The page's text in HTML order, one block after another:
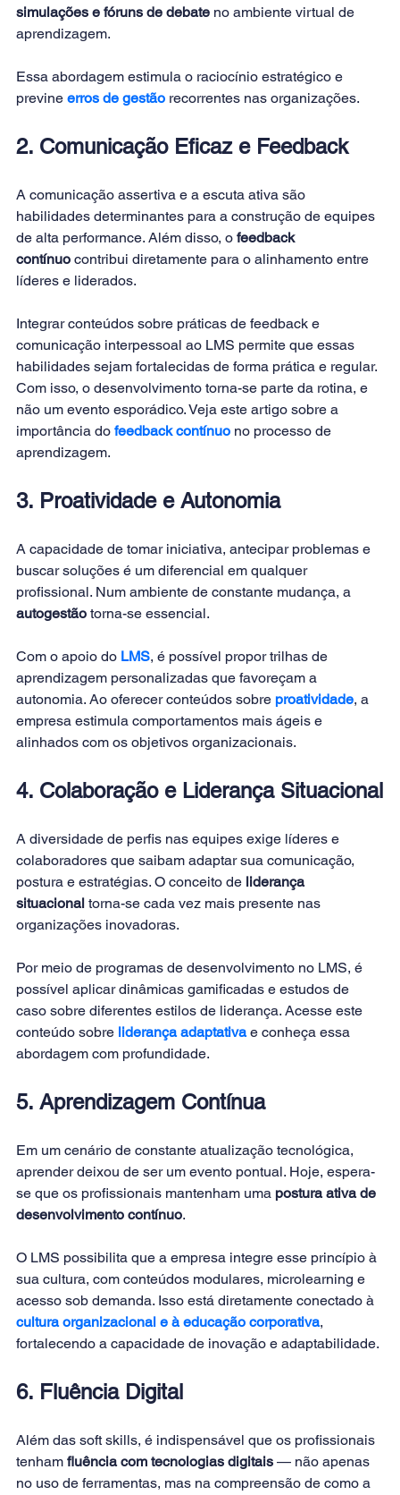
simulações e fóruns de debate no ambiente virtual de
aprendizagem.
Essa abordagem estimula o raciocínio estratégico e
previne erros de gestão recorrentes nas organizações.
2. Comunicação Eficaz e Feedback
A comunicação assertiva e a escuta ativa são
habilidades determinantes para a construção de equipes
de alta performance. Além disso, o feedback
contínuo contribui diretamente para o alinhamento entre
líderes e liderados.
Integrar conteúdos sobre práticas de feedback e
comunicação interpessoal ao LMS permite que essas
habilidades sejam fortalecidas de forma prática e regular.
Com isso, o desenvolvimento torna-se parte da rotina, e
não um evento esporádico. Veja este artigo sobre a
importância do feedback contínuo no processo de
aprendizagem.
3. Proatividade e Autonomia
A capacidade de tomar iniciativa, antecipar problemas e
buscar soluções é um diferencial em qualquer
profissional. Num ambiente de constante mudança, a
autogestão torna-se essencial.
Com o apoio do LMS, é possível propor trilhas de
aprendizagem personalizadas que favoreçam a
autonomia. Ao oferecer conteúdos sobre proatividade, a
empresa estimula comportamentos mais ágeis e
alinhados com os objetivos organizacionais.
4. Colaboração e Liderança Situacional
A diversidade de perfis nas equipes exige líderes e
colaboradores que saibam adaptar sua comunicação,
postura e estratégias. O conceito de liderança
situacional torna-se cada vez mais presente nas
organizações inovadoras.
Por meio de programas de desenvolvimento no LMS, é
possível aplicar dinâmicas gamificadas e estudos de
caso sobre diferentes estilos de liderança. Acesse este
conteúdo sobre liderança adaptativa e conheça essa
abordagem com profundidade.
5. Aprendizagem Contínua
Em um cenário de constante atualização tecnológica,
aprender deixou de ser um evento pontual. Hoje, espera-
se que os profissionais mantenham uma postura ativa de
desenvolvimento contínuo.
O LMS possibilita que a empresa integre esse princípio à
sua cultura, com conteúdos modulares, microlearning e
acesso sob demanda. Isso está diretamente conectado à
cultura organizacional e à educação corporativa,
fortalecendo a capacidade de inovação e adaptabilidade.
6. Fluência Digital
Além das soft skills, é indispensável que os profissionais
tenham fluência com tecnologias digitais — não apenas
no uso de ferramentas, mas na compreensão de como a